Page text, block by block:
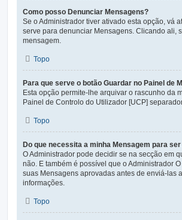
Como posso Denunciar Mensagens?
Se o Administrador tiver ativado esta opção, vá
serve para denunciar Mensagens. Clicando ali,
mensagem.
Topo
Para que serve o botão Guardar no Painel de
Esta opção permite-lhe arquivar o rascunho da
Painel de Controlo do Utilizador [UCP]
Topo
Do que necessita a minha Mensagem para
O Administrador pode decidir se na secção em
não. E também é possível que o Administrador
suas Mensagens aprovadas antes de enviá-las
informações.
Topo